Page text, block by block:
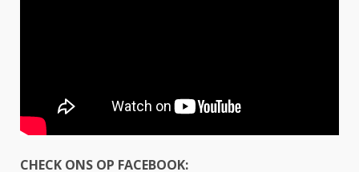
CHECK ONS OP FACEBOOK: